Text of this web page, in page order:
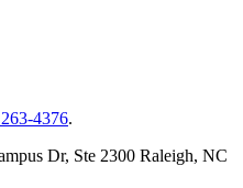
4376.
Dr, Ste 2300 Raleigh, NC